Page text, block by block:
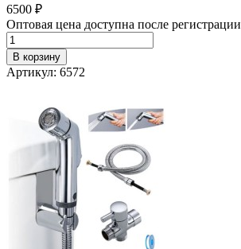
6500 ₽
Оптовая цена доступна после регистрации
В корзину
Артикул: 6572